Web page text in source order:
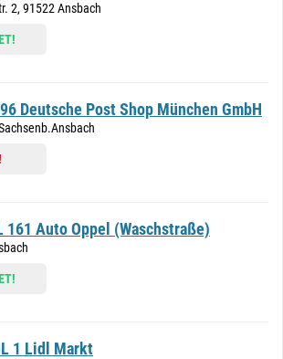
2, 91522 Ansbach
Deutsche Post Shop München GmbH
161 Auto Oppel (Waschstraße)
1 Lidl Markt